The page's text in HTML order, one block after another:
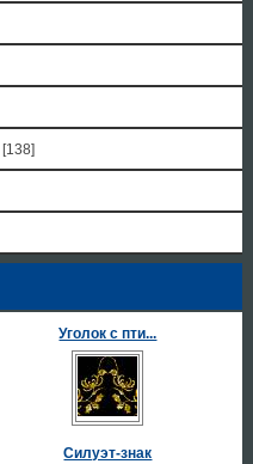
[138]
Уголок с пти...
Силуэт-знак